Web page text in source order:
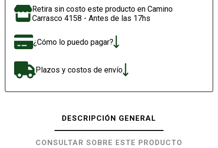
Retira sin costo este producto en Camino
Carrasco 4158 - Antes de las 17hs
¿Cómo lo puedo pagar?
Plazos y costos de envío
DESCRIPCIÓN GENERAL
CONSULTAR SOBRE ESTE PRODUCTO